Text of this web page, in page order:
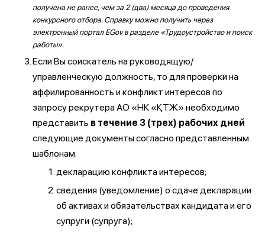
получена не ранее, чем за 2 (два) месяца до проведения
конкурсного отбора. Справку можно получить через
электронный портал EGov в разделе «Трудоустройство и поиск
работы».
Если Вы соискатель на руководящую/
управленческую должность, то для проверки на
аффилированность и конфликт интересов по
запросу рекрутера АО «НК «ҚТЖ» необходимо
представить в течение 3 (трех) рабочих дней
следующие документы согласно представленным
шаблонам:
декларацию конфликта интересов;
сведения (уведомление) о сдаче декларации
об активах и обязательствах кандидата и его
супруги (супруга);